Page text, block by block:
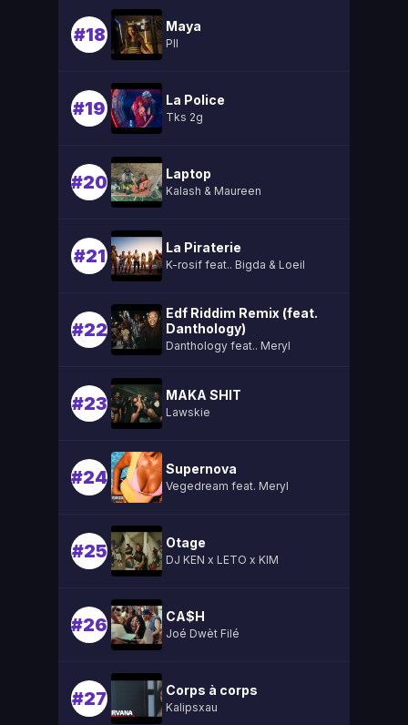
#18 Maya
Pll
#19 La Police
Tks 2g
#20 Laptop
Kalash & Maureen
#21 La Piraterie
K-rosif feat.. Bigda & Loeil
#22
Edf Riddim Remix (feat.
Danthology)
Danthology feat.. Meryl
#23 MAKA SHIT
Lawskie
#24 Supernova
Vegedream feat. Meryl
#25 Otage
DJ KEN x LETO x KIM
#26 CA$H
Joé Dwèt Filé
#27 Corps à corps
Kalipsxau